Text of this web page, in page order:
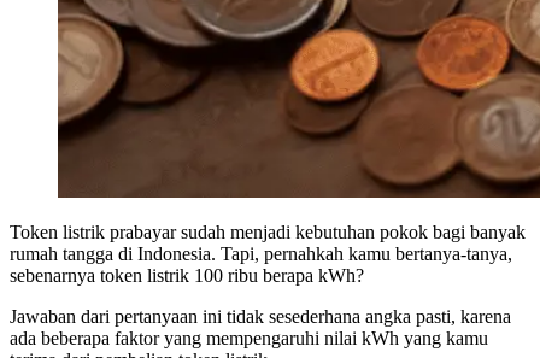
Token listrik prabayar sudah menjadi kebutuhan pokok bagi banyak
rumah tangga di Indonesia. Tapi, pernahkah kamu bertanya-tanya,
sebenarnya token listrik 100 ribu berapa kWh?
Jawaban dari pertanyaan ini tidak sesederhana angka pasti, karena
ada beberapa faktor yang mempengaruhi nilai kWh yang kamu